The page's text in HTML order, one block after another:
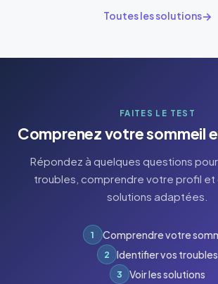
Toutes les solutions
FAITES LE TEST
Comprenez votre sommeil
Répondez à quelques questions
troubles, comprendre votre profil et
solutions adaptées.
1 Comprendre votre
2 Identifier vos troubles
3 Voir les solutions